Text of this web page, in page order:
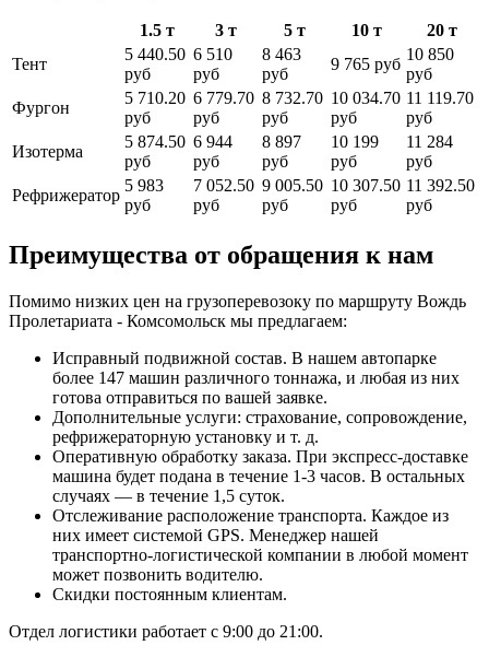
1.5 т 3 т 5 т 10 т
20 т
Тент
5 440.50
руб
6 510
руб
8 463
руб
9 765 руб
10 850
руб
Фургон
5 710.20
руб
6 779.70
руб
8 732.70
руб
10 034.70
руб
11 119.70
руб
Изотерма
5 874.50
руб
6 944
руб
8 897
руб
10 199
руб
11 284
руб
Рефрижератор
5 983
руб
7 052.50
руб
9 005.50
руб
10 307.50
руб
11 392.50
руб
Преимущества от обращения к нам
Помимо низких цен на грузоперевозоку по маршруту Вождь
Пролетариата - Комсомольск мы предлагаем:
Исправный подвижной состав. В нашем автопарке
более 147 машин различного тоннажа, и любая из них
готова отправиться по вашей заявке.
Дополнительные услуги: страхование, сопровождение,
рефрижераторную установку и т. д.
Оперативную обработку заказа. При экспресс-доставке
машина будет подана в течение 1-3 часов. В остальных
случаях — в течение 1,5 суток.
Отслеживание расположение транспорта. Каждое из
них имеет системой GPS. Менеджер нашей
транспортно-логистической компании в любой момент
может позвонить водителю.
Скидки постоянным клиентам.
Отдел логистики работает с 9:00 до 21:00.